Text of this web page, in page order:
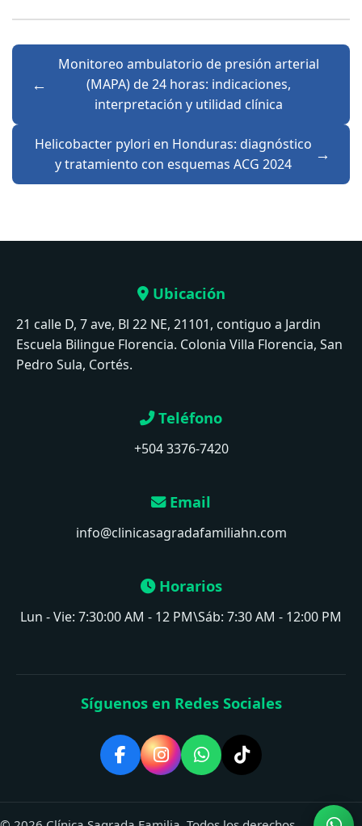
Monitoreo ambulatorio de presión arterial
(MAPA) de 24 horas: indicaciones,
interpretación y utilidad clínica
Helicobacter pylori en Honduras: diagnóstico
y tratamiento con esquemas ACG 2024
Ubicación
21 calle D, 7 ave, Bl 22 NE, 21101, contiguo a Jardin
Escuela Bilingue Florencia. Colonia Villa Florencia, San
Pedro Sula, Cortés.
Teléfono
+504 3376-7420
Email
info@clinicasagradafamiliahn.com
Horarios
Lun - Vie: 7:30:00 AM - 12 PM\Sáb: 7:30 AM - 12:00 PM
Síguenos en Redes Sociales